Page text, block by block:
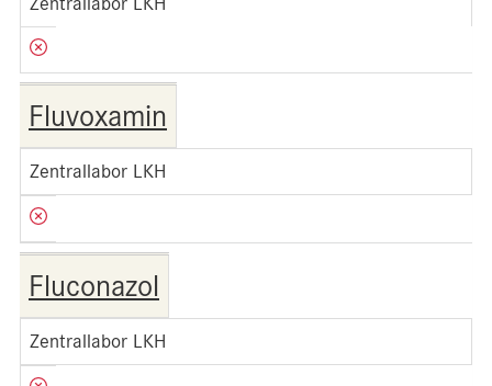
Fluvoxamin
Zentrallabor LKH
Fluconazol
Zentrallabor LKH